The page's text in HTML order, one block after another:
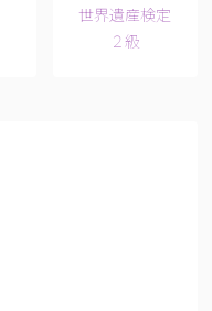
世界遺産検定
２級